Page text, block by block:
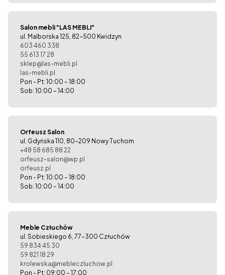
Salon mebli "LAS MEBLI"
ul. Malborska 125, 82-500 Kwidzyn
603 460 338
55 613 17 28
sklep@las-mebli.pl
las-mebli.pl
Pon - Pt: 10:00 – 18:00
Sob: 10:00 – 14:00
Orfeusz Salon
ul. Gdyńska 110, 80-209 Nowy Tuchom
+48 58 685 88 22
orfeusz-salon@wp.pl
orfeusz.pl
Pon - Pt: 10:00 – 18:00
Sob: 10:00 – 14:00
Meble Człuchów
ul. Sobieskiego 6, 77-300 Człuchów
59 834 45 30
59 821 18 29
krolewska@mebleczluchow.pl
Pon - Pt: 09:00 – 17:00